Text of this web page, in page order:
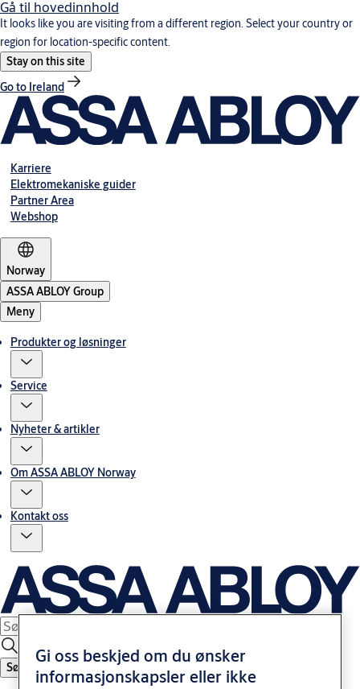
Gå til hovedinnhold
It looks like you are visiting from a different region. Select your country or
region for location-specific content.
Stay on this site
Go to Ireland
Karriere
Elektromekaniske guider
Partner Area
Webshop
Norway
ASSA ABLOY Group
Meny
Produkter og løsninger
Service
Nyheter & artikler
Om ASSA ABLOY Norway
Kontakt oss
Søk
Gi oss beskjed om du ønsker
informasjonskapsler eller ikke